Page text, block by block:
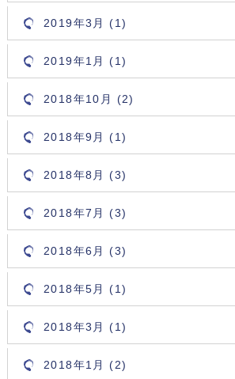
2019年3月 (1)
2019年1月 (1)
2018年10月 (2)
2018年9月 (1)
2018年8月 (3)
2018年7月 (3)
2018年6月 (3)
2018年5月 (1)
2018年3月 (1)
2018年1月 (2)